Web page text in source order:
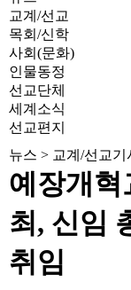
교계/선교
목회/신학
사회(문화)
인물동정
선교단체
세계소식
선교편지
뉴스 > 교계/선교기
예장개혁
최, 신임
취임